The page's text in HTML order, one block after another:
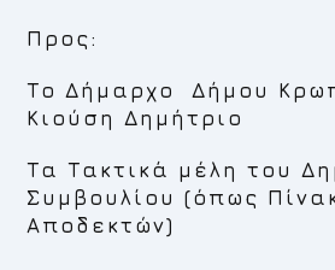
Προς:
Το Δήμαρχο Δήμου
Κιούση Δημήτριο
Τα Τακτικά μέλη του
Συμβουλίου (όπως
Αποδεκτών)